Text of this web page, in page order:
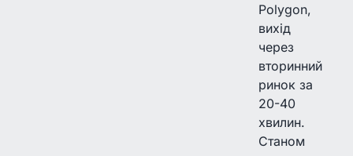
Polygon,
вихід
через
вторинний
ринок за
20-40
хвилин.
Станом